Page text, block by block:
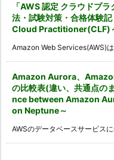
「AWS 認定 クラウドプ
法・試験対策・合格体験
Cloud Practitioner(CLF)
Amazon Web Services(AWS)
Amazon Aurora、
の比較表(違い、共通点
nce between Amazon
on Neptune～
AWSのデータベースサービス